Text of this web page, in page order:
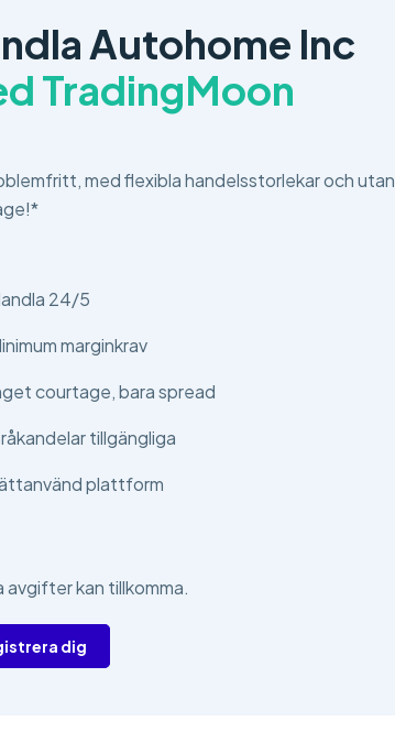
Autohome Inc
TradingMoon
med flexibla handelsstorlekar och utan
24/5
marginkrav
courtage, bara spread
tillgängliga
plattform
avgifter kan tillkomma.
dig